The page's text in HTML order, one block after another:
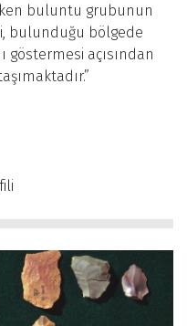
buluntu grubunun
bulunduğu bölgede
göstermesi açısından